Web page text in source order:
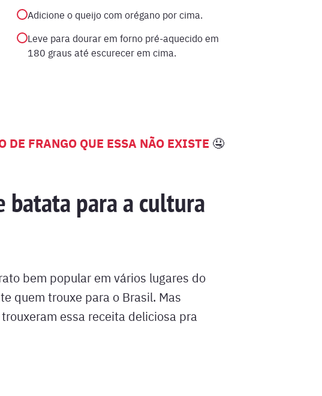
Adicione o queijo com orégano por cima.
Leve para dourar em forno pré-aquecido em
180 graus até escurecer em cima.
FRANGO QUE ESSA NÃO EXISTE 🤤
batata para a cultura
bem popular em vários lugares do
quem trouxe para o Brasil. Mas
essa receita deliciosa pra